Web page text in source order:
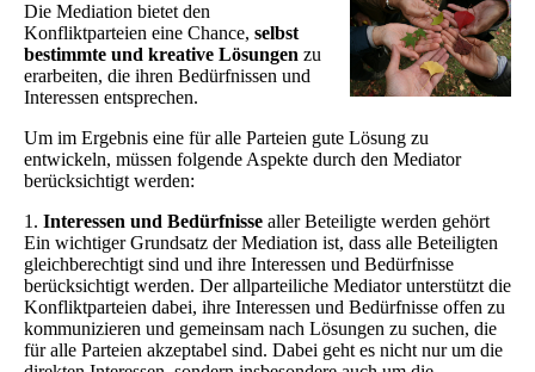
Die Mediation bietet den
Konfliktparteien eine Chance, selbst
bestimmte und kreative Lösungen zu
erarbeiten, die ihren Bedürfnissen und
Interessen entsprechen.
Um im Ergebnis eine für alle Parteien gute Lösung zu
entwickeln, müssen folgende Aspekte durch den Mediator
berücksichtigt werden:
1. Interessen und Bedürfnisse aller Beteiligte werden gehört
Ein wichtiger Grundsatz der Mediation ist, dass alle Beteiligten
gleichberechtigt sind und ihre Interessen und Bedürfnisse
berücksichtigt werden. Der allparteiliche Mediator unterstützt die
Konfliktparteien dabei, ihre Interessen und Bedürfnisse offen zu
kommunizieren und gemeinsam nach Lösungen zu suchen, die
für alle Parteien akzeptabel sind. Dabei geht es nicht nur um die